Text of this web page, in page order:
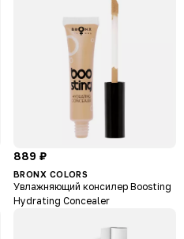
889 ₽
BRONX COLORS
Увлажняющий консилер Boosting
Hydrating Concealer